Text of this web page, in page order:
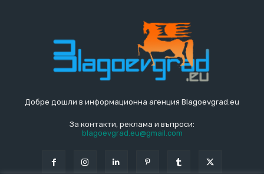
Добре дошли в информационна агенция Blagoevgrad.eu
За контакти, реклама и въпроси:
blagoevgrad.eu@gmail.com